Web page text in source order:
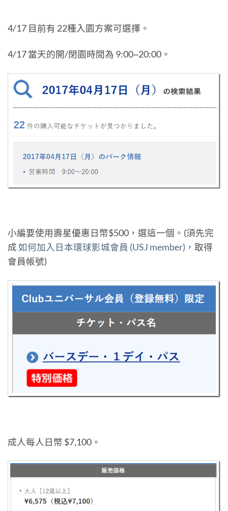
4/17 目前有 22種入園方案可選擇。
4/17 當天的開/閉園時間為 9:00~20:00。
小編要使用壽星優惠日幣$500，選這一個。(須先完
成如何加入日本環球影城會員 (USJ member) ，取得
會員帳號)
成人每人日幣 $7,100。